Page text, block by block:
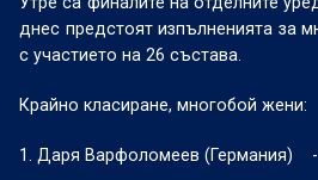
днес предстоят изпълненията за
с участието на 26 състава.
Крайно класиране, многобой жени:
1. Даря Варфоломеев (Германия)